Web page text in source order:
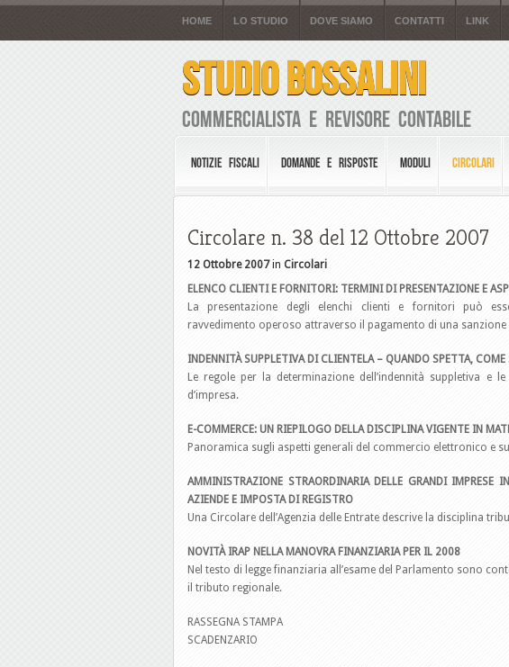
HOME LO STUDIO DOVE SIAMO CONTATTI LINK
STUDIO BOSSALINI
Commercialista e Revisore Contabile
NOTIZIE FISCALI DOMANDE E RISPOSTE MODULI CIRCOLARI
Circolare n. 38 del 12 Ottobre 2007
12 Ottobre 2007in Circolari
ELENCO CLIENTI E FORNITORI: TERMINI DI PRESENTAZIONE E
La presentazione degli elenchi clienti e fornitori può
ravvedimento operoso attraverso il pagamento di una sanzione
INDENNITÀ SUPPLETIVA DI CLIENTELA – QUANDO SPETTA,
Le regole per la determinazione dell’indennità suppletiva e
d’impresa.
E-COMMERCE: UN RIEPILOGO DELLA DISCIPLINA VIGENTE IN
Panoramica sugli aspetti generali del commercio elettronico e
AMMINISTRAZIONE STRAORDINARIA DELLE GRANDI
AZIENDE E IMPOSTA DI REGISTRO
Una Circolare dell’Agenzia delle Entrate descrive la disciplina
NOVITÀ IRAP NELLA MANOVRA FINANZIARIA PER IL 2008
Nel testo di legge finanziaria all’esame del Parlamento sono
il tributo regionale.
RASSEGNA STAMPA
SCADENZARIO